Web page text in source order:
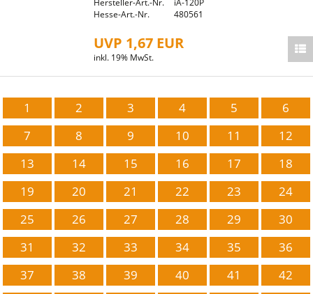
Hersteller-Art.-Nr.
iA-120P
Hesse-Art.-Nr.
480561
UVP 1,67 EUR
inkl. 19% MwSt.
1 2 3 4 5
6
7
8 9 10 11
12
13
14 15 16 17
18
19
20 21 22 23
24
25
26 27 28 29
30
31
32 33 34 35
36
37
38 39 40 41
42